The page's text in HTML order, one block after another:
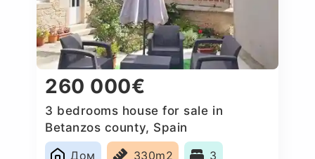
260 000€
3 bedrooms house for sale in
Betanzos county, Spain
Дом
330m2 3